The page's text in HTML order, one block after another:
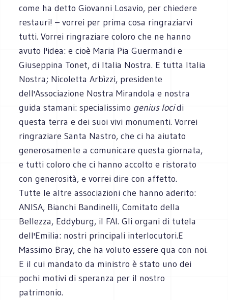
come ha detto Giovanni Losavio, per chiedere
restauri! – vorrei per prima cosa ringraziarvi
tutti. Vorrei ringraziare coloro che ne hanno
avuto l'idea: e cioè Maria Pia Guermandi e
Giuseppina Tonet, di Italia Nostra. E tutta Italia
Nostra; Nicoletta Arbìzzi, presidente
dell'Associazione Nostra Mirandola e nostra
guida stamani: specialissimo genius locidi
questa terra e dei suoi vivi monumenti. Vorrei
ringraziare Santa Nastro, che ci ha aiutato
generosamente a comunicare questa giornata,
e tutti coloro che ci hanno accolto e ristorato
con generosità, e vorrei dire con affetto.
Tutte le altre associazioni che hanno aderito:
ANISA, Bianchi Bandinelli, Comitato della
Bellezza, Eddyburg, il FAI. Gli organi di tutela
dell'Emilia: nostri principali interlocutori.E
Massimo Bray, che ha voluto essere qua con noi.
E il cui mandato da ministro è stato uno dei
pochi motivi di speranza per il nostro
patrimonio.